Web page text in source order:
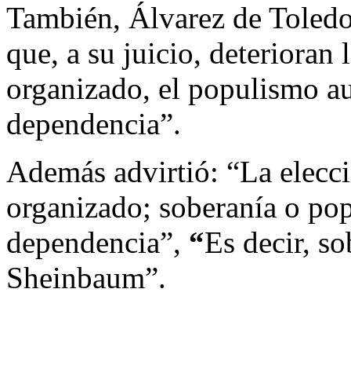
También, Álvarez de
que, a su juicio, deterioran
organizado, el populismo
dependencia”.
Además advirtió: “La
organizado; soberanía o
dependencia”, “Es decir,
Sheinbaum”.